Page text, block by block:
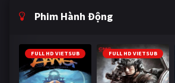
Phim Hành Động
FULL HD VIETSUB FULL HD VIETSUB